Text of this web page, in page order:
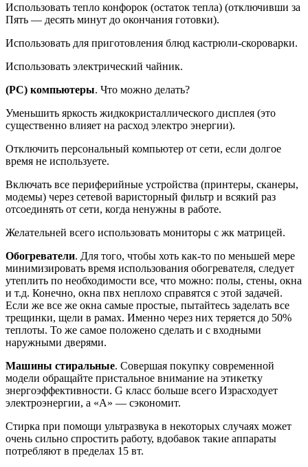
Использовать тепло конфорок (остаток тепла) (отключивши за
Пять — десять минут до окончания готовки).
Использовать для приготовления блюд кастрюли-скороварки.
Использовать электрический чайник.
(PC) компьютеры. Что можно делать?
Уменьшить яркость жидкокристаллического дисплея (это
существенно влияет на расход электро энергии).
Отключить персональный компьютер от сети, если долгое
время не используете.
Включать все периферийные устройства (принтеры, сканеры,
модемы) через сетевой варисторный фильтр и всякий раз
отсоединять от сети, когда ненужны в работе.
Желательней всего использовать мониторы с жк матрицей.
Обогреватели. Для того, чтобы хоть как-то по меньшей мере
минимизировать время использования обогревателя, следует
утеплить по необходимости все, что можно: полы, стены, окна
и т.д. Конечно, окна пвх неплохо справятся с этой задачей.
Если же все же окна самые простые, пытайтесь заделать все
трещинки, щели в рамах. Именно через них теряется до 50%
теплоты. То же самое положено сделать и с входными
наружными дверями.
Машины стиральные. Совершая покупку современной
модели обращайте пристальное внимание на этикетку
знергоэффективности. G класс больше всего Израсходует
электроэнергии, а «А» — сэкономит.
Стирка при помощи ультразвука в некоторых случаях может
очень сильно спростить работу, вдобавок такие аппараты
потребляют в пределах 15 вт.